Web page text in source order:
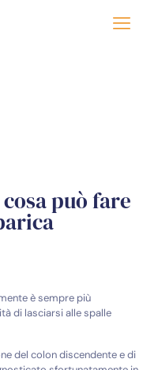
può fare
è sempre più
di lasciarsi alle spalle
del colon discendente e di